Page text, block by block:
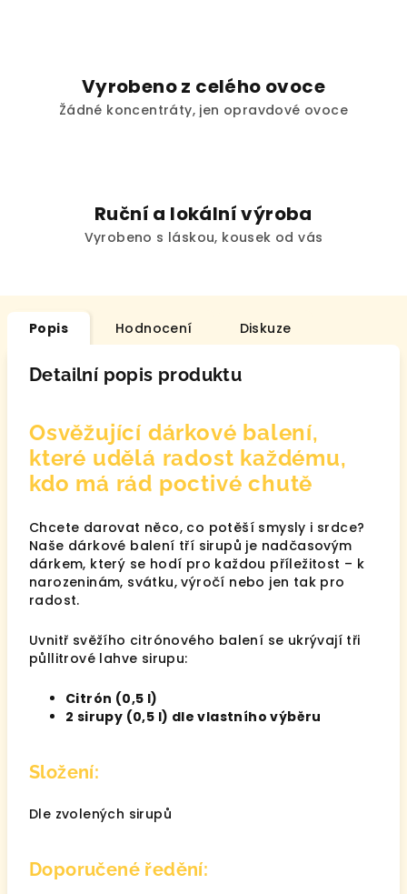
Vyrobeno z celého ovoce
Žádné koncentráty, jen opravdové ovoce
Ruční a lokální výroba
Vyrobeno s láskou, kousek od vás
Popis Hodnocení Diskuze
Detailní popis produktu
Osvěžující dárkové balení,
které udělá radost každému,
kdo má rád poctivé chutě
Chcete darovat něco, co potěší smysly i srdce?
Naše dárkové balení tří sirupů je nadčasovým
dárkem, který se hodí pro každou příležitost – k
narozeninám, svátku, výročí nebo jen tak pro
radost.
Uvnitř svěžího citrónového balení se ukrývají tři
půllitrové lahve sirupu:
Citrón (0,5 l)
2 sirupy (0,5 l) dle vlastního výběru
Složení:
Dle zvolených sirupů
Doporučené ředění: